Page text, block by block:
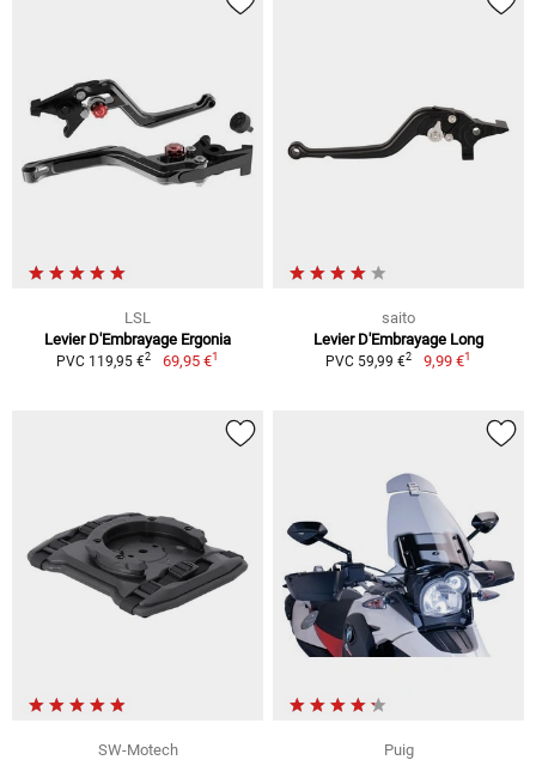
LSL
Levier D'Embrayage Ergonia
PVC 119,95 €2 69,95 €1
saito
Levier D'Embrayage Long
PVC 59,99 €2 9,99 €1
SW-Motech
Puig